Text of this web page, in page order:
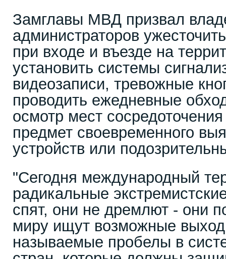
Замглавы МВД призвал
администраторов
при входе и въезде на
установить системы
видеозаписи, тревожные
проводить ежедневные
осмотр мест
предмет своевременного
устройств или
"Сегодня международный
радикальные
спят, они не дремлют - они
миру ищут возможные
называемые пробелы в